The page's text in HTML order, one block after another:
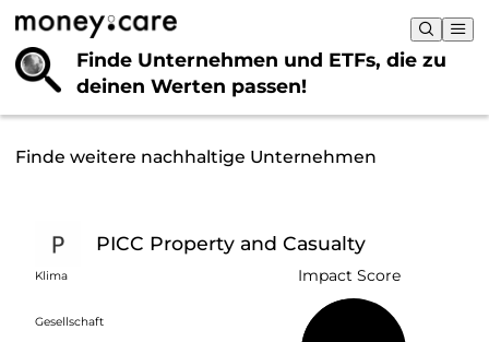
Finde Unternehmen und ETFs, die zu
deinen Werten passen!
Finde weitere nachhaltige Unternehmen
PICC Property and Casualty
Klima
Gesellschaft
Impact Score